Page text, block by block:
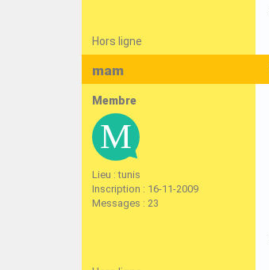
Hors ligne
mam
Membre
Lieu : tunis
Inscription : 16-11-2009
Messages : 23